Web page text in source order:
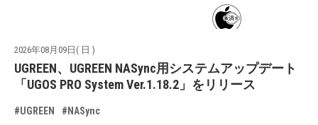
2026年08月09日( 日 )
UGREEN、UGREEN NASync用システムアップデート
「UGOS PRO System Ver.1.18.2」をリリース
#UGREEN #NASync